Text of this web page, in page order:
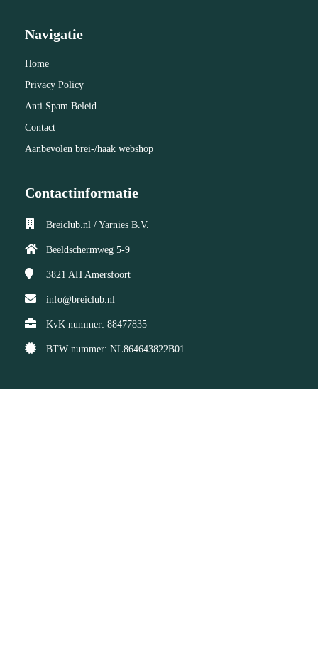
Navigatie
Home
Privacy Policy
Anti Spam Beleid
Contact
Aanbevolen brei-/haak webshop
Contactinformatie
Breiclub.nl / Yarnies B.V.
Beeldschermweg 5-9
3821 AH Amersfoort
info@breiclub.nl
KvK nummer: 88477835
BTW nummer: NL864643822B01